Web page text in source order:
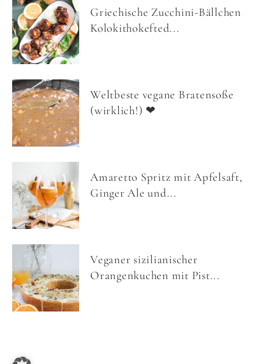
Griechische Zucchini-Bällchen
Kolokithokefted...
Weltbeste vegane Bratensoße
(wirklich!) ❤
Amaretto Spritz mit Apfelsaft,
Ginger Ale und...
Veganer sizilianischer
Orangenkuchen mit Pist...